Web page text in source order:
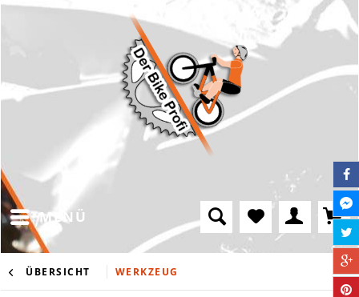
MENÜ
ÜBERSICHT WERKZEUG